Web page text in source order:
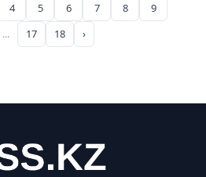
4 5 6 7 8
9
... 17 18 ›